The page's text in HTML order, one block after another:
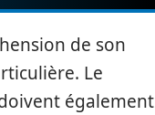
de son
Le
également